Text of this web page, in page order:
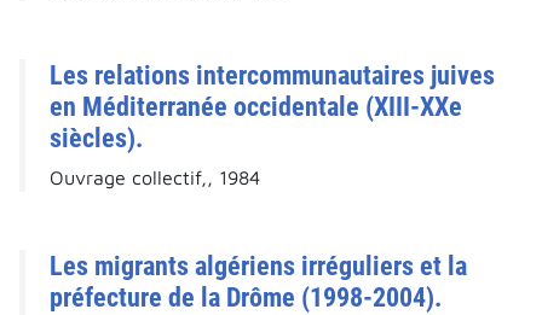
Les relations intercommunautaires juives
en Méditerranée occidentale (XIII-XXe
siècles).
Ouvrage collectif,, 1984
Les migrants algériens irréguliers et la
préfecture de la Drôme (1998-2004).